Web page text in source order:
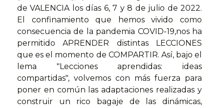
de VALENCIA los días 6, 7 y 8 de julio de 2022.
El confinamiento que hemos vivido como
consecuencia de la pandemia COVID-19,nos ha
permitido APRENDER distintas LECCIONES
que es el momento de COMPARTIR. Así, bajo el
lema "Lecciones aprendidas: ideas
compartidas", volvemos con más fuerza para
poner en común las adaptaciones realizadas y
construir un rico bagaje de las dinámicas,